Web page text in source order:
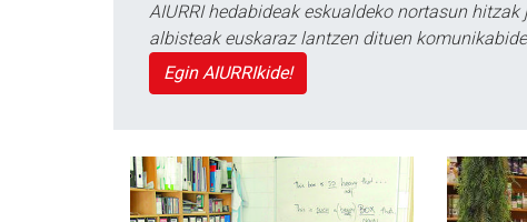
AIURRI hedabideak eskualdeko nortasun
albisteak euskaraz lantzen dituen
Egin AIURRIkide!